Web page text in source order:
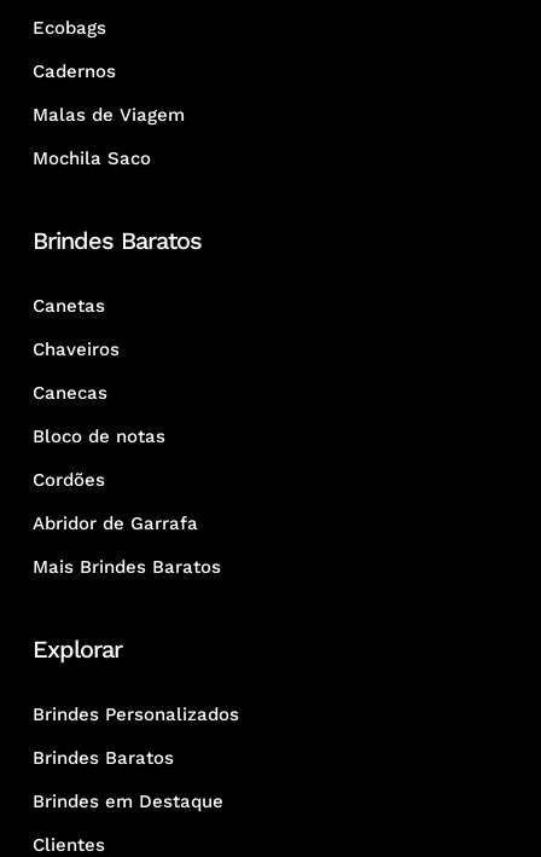
Ecobags
Cadernos
Malas de Viagem
Mochila Saco
Brindes Baratos
Canetas
Chaveiros
Canecas
Bloco de notas
Cordões
Abridor de Garrafa
Mais Brindes Baratos
Explorar
Brindes Personalizados
Brindes Baratos
Brindes em Destaque
Clientes